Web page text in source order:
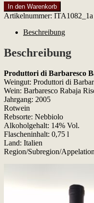
Produttori
di
Barbaresco
Riserva
2005
In den Warenkorb
Artikelnummer: ITA1082_1a
Beschreibung
Beschreibung
Produttori di Barbaresco
Weingut: Produttori di
Wein: Barbaresco Rabaja
Jahrgang: 2005
Rotwein
Rebsorte: Nebbiolo
Alkoholgehalt: 14% Vol.
Flascheninhalt: 0,75 l
Land: Italien
Region/Subregion/